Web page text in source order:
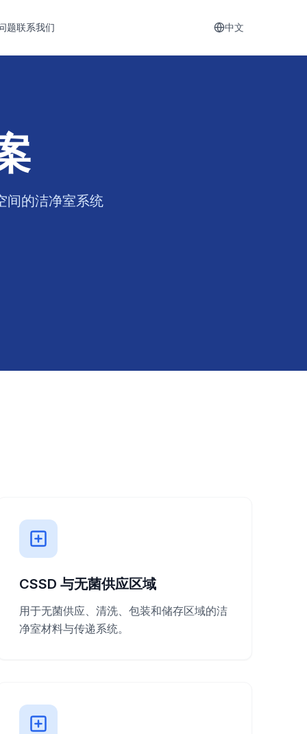
题联系我们 中文
间的洁净室系统
CSSD 与无菌供应区域
用于无菌供应、清洗、包装和储存区域的洁
净室材料与传递系统。